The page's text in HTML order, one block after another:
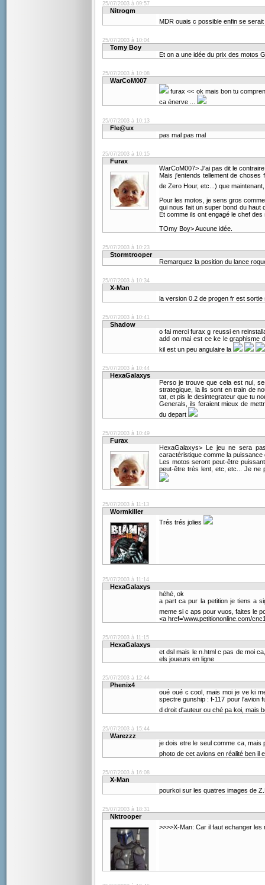
25/07/2003 à 09:57
Nitrogm
MDR ouais c possible enfin se
25/07/2003 à 10:04
Tomy Boy
Et on a une idée du prix des motos
25/07/2003 à 10:08
WarCoM007
furax << ok mais bon tu
ca énerve ...
25/07/2003 à 10:13
Fle@ux
pas mal pas mal
25/07/2003 à 10:15
Furax
WarCoM007> J'ai pas dit le
Mais j'entends tellement de
de Zero Hour, etc...) que
Pour les motos, je sens gros
qui nous fait un super bond du haut
Et comme ils ont engagé le chef
TOmy Boy> Aucune idée.
25/07/2003 à 10:23
Stormtrooper
Remarquez la position du lance
25/07/2003 à 10:34
X-Man
la version 0.2 de progen fr est
25/07/2003 à 10:41
Shadow
o fai merci furax g reussi en
add on mai est ce ke le graphisme
kil est un peu angulaire la
25/07/2003 à 10:44
HexaGalaxys
Perso je trouve que cela est nul,
strategique, la ils sont en train de
tat, et pis le desintegrateur que tu
Generals, ils feraient mieux de
du depart
25/07/2003 à 10:49
Furax
HexaGalaxys> Le jeu ne sera
caractéristique comme la
Les motos seront peut-être
peut-être très lent, etc, etc... Je ne
25/07/2003 à 11:13
Wormkiller
Trés trés jolies
25/07/2003 à 11:14
HexaGalaxys
héhé, ok
a part ca pur la petition je tiens a
meme si c aps pour vuos, faites le
<a href='www.petitiononline.com/
25/07/2003 à 11:15
HexaGalaxys
et dsl mais le n.html c pas de moi
els joueurs en ligne
25/07/2003 à 12:44
Phenix4
oué oué c cool, mais moi je ve ki
spectre gunship : f-117 pour l'avion
d droit d'auteur ou ché pa koi, mais
25/07/2003 à 15:44
Warezzz
je dois etre le seul comme ca,
photo de cet avions en réalité ben il
25/07/2003 à 16:08
X-Man
pourkoi sur les quatres images de
25/07/2003 à 18:31
Nktrooper
>>>>X-Man: Car il faut echanger